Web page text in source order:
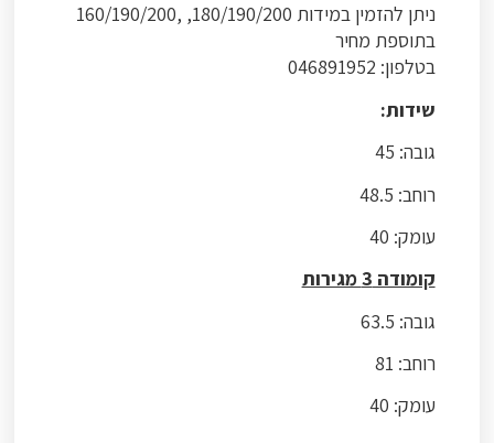
ניתן להזמין במידות 180/190/200, ,160/190/200
בתוספת מחיר
בטלפון: 046891952
שידות:
גובה: 45
רוחב: 48.5
עומק: 40
קומודה 3 מגירות
גובה: 63.5
רוחב: 81
עומק: 40